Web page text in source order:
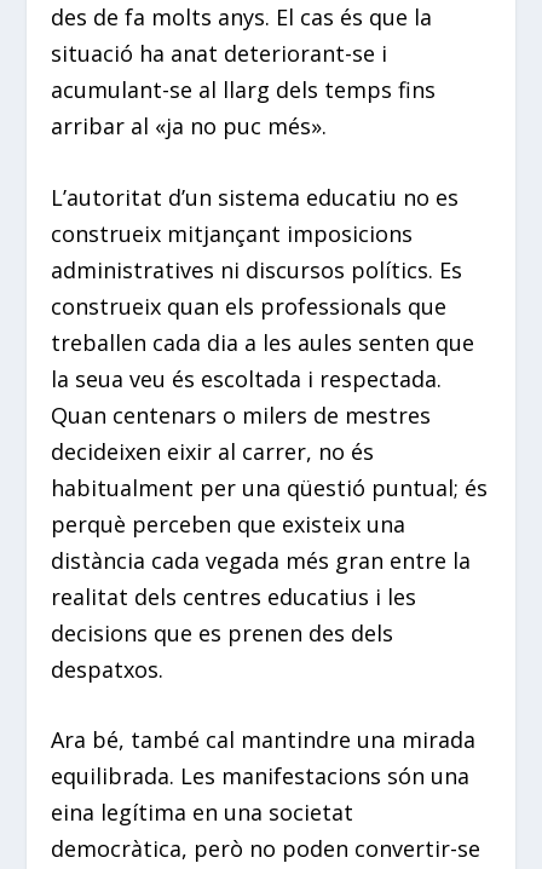
des de fa molts anys. El cas és que la
situació ha anat deteriorant-se i
acumulant-se al llarg dels temps fins
arribar al «ja no puc més».
L’autoritat d’un sistema educatiu no es
construeix mitjançant imposicions
administratives ni discursos polítics. Es
construeix quan els professionals que
treballen cada dia a les aules senten que
la seua veu és escoltada i respectada.
Quan centenars o milers de mestres
decideixen eixir al carrer, no és
habitualment per una qüestió puntual; és
perquè perceben que existeix una
distància cada vegada més gran entre la
realitat dels centres educatius i les
decisions que es prenen des dels
despatxos.
Ara bé, també cal mantindre una mirada
equilibrada. Les manifestacions són una
eina legítima en una societat
democràtica, però no poden convertir-se